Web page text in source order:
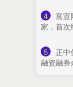
4
富宣
家，首次
5
正中
融资融券